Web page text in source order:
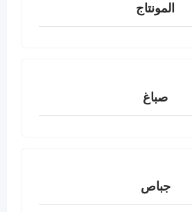
المونتاج
صباغ
جباص